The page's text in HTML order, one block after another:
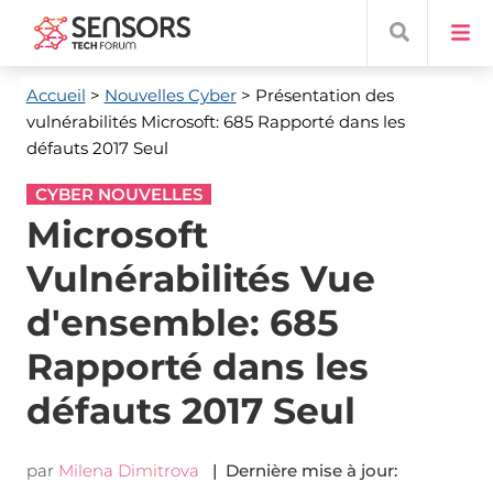
Accueil > Nouvelles Cyber> Présentation des
vulnérabilités Microsoft: 685 Rapporté dans les
défauts 2017 Seul
CYBER NOUVELLES
Microsoft
Vulnérabilités Vue
d'ensemble: 685
Rapporté dans les
défauts 2017 Seul
par Milena Dimitrova
| Dernière mise à jour: